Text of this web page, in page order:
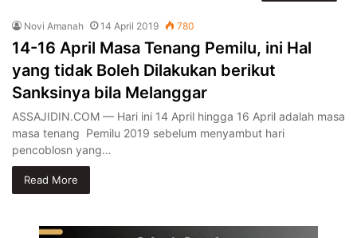
Novi Amanah 14 April 2019 780
14-16 April Masa Tenang Pemilu, ini Hal
yang tidak Boleh Dilakukan berikut
Sanksinya bila Melanggar
ASSAJIDIN.COM — Hari ini 14 April hingga 16 April adalah masa
masa tenang Pemilu 2019 sebelum menyambut hari
pencoblosn yang…
Read More